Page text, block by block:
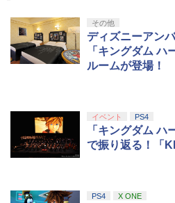
5
ニンテンドー
ンラインコー
￥5,000
5
【純正品】
トローラー
5
トローラー
イト)
￥18,500
￥8,698
第三章 蛇神 (
巾着＋メー
剣、十翼よ
しイラスト
その他
ディズニーアン
「キングダム ハ
ルームが登場！
イベント PS4
「キングダム ハ
で振り返る！「
PS4 X ONE